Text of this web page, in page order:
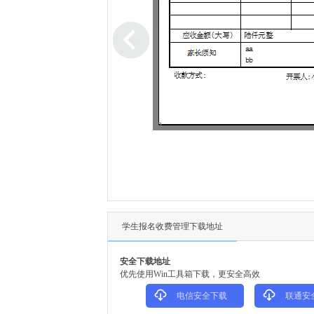
学生报名收费管理下载地址
安全下载地址
优先使用Win工具箱下载，更安全高效
电信安全下载 联通安